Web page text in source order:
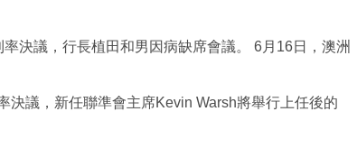
決議，行長植田和男因病缺席會議。 6月16日，澳洲
議，新任聯準會主席Kevin Warsh將舉行上任後的